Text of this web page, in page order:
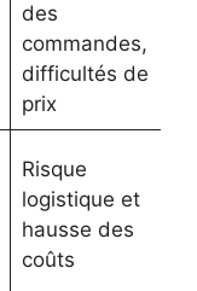
des
commandes,
difficultés de
prix
Risque
logistique et
hausse des
coûts